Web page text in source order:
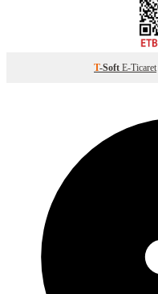
T-Soft E-Ticaret